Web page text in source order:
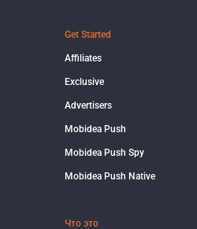
Get Started
Affiliates
Exclusive
Advertisers
Mobidea Push
Mobidea Push Spy
Mobidea Push Native
Что это